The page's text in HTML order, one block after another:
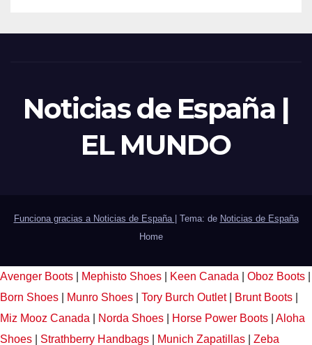
Noticias de España |
EL MUNDO
Funciona gracias a Noticias de España | Tema: de Noticias de España
Home
Avenger Boots Mephisto Shoes Keen Canada Oboz Boots
Born Shoes
Munro Shoes Tory Burch Outlet Brunt Boots
Miz Mooz Canada
Norda Shoes Horse Power Boots
Aloha
Shoes
Strathberry Handbags Munich Zapatillas Zeba